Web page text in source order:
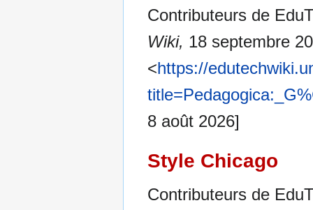
Contributeurs de
Wiki, 18 septembre
<https://
8 août 2026]
Style Chicago
Contributeurs de